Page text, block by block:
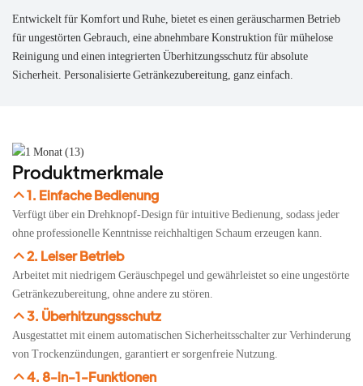
Entwickelt für Komfort und Ruhe, bietet es einen geräuscharmen Betrieb
für ungestörten Gebrauch, eine abnehmbare Konstruktion für mühelose
Reinigung und einen integrierten Überhitzungsschutz für absolute
Sicherheit. Personalisierte Getränkezubereitung, ganz einfach.
Produktmerkmale
1. Einfache Bedienung
Verfügt über ein Drehknopf-Design für intuitive Bedienung, sodass jeder
ohne professionelle Kenntnisse reichhaltigen Schaum erzeugen kann.
2. Leiser Betrieb
Arbeitet mit niedrigem Geräuschpegel und gewährleistet so eine ungestörte
Getränkezubereitung, ohne andere zu stören.
3. Überhitzungsschutz
Ausgestattet mit einem automatischen Sicherheitsschalter zur Verhinderung
von Trockenzündungen, garantiert er sorgenfreie Nutzung.
4. 8-in-1-Funktionen